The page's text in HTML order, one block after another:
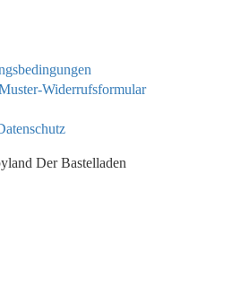
Widerrufsformular
Der Bastelladen